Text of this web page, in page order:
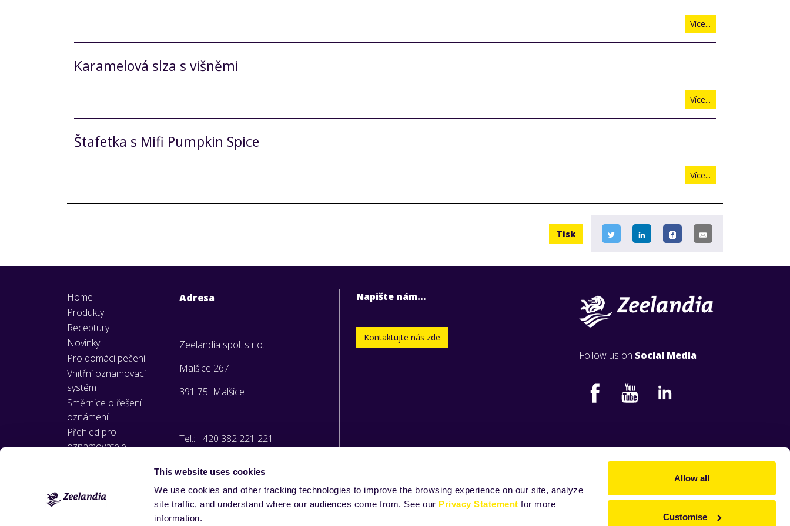
This website uses cookies
We use cookies and other tracking technologies to improve the browsing experience on our site, analyze
site traffic, and understand where our audiences come from. See our Privacy Statement for more
information.
Allow all
Customise
Více...
Karamelová slza s višněmi
Více...
Štafetka s Mifi Pumpkin Spice
Více...
Tisk
Home
Produkty
Receptury
Novinky
Pro domácí pečení
Vnitřní oznamovací
systém
Směrnice o řešení
oznámení
Přehled pro
oznamovatele
Adresa
Zeelandia spol. s r.o.
Malšice 267
391 75 Malšice
Tel.: +420 382 221 221
E-mail:
info@zeelandia.cz
Napište nám…
Kontaktujte nás zde
Follow us on Social Media